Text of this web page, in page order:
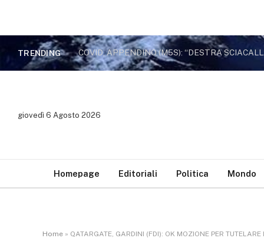
TRENDING
giovedì 6 Agosto 2026
Homepage Editoriali Politica Mondo
Home » QATARGATE, GARDINI (FDI): OK MOZIONE PER